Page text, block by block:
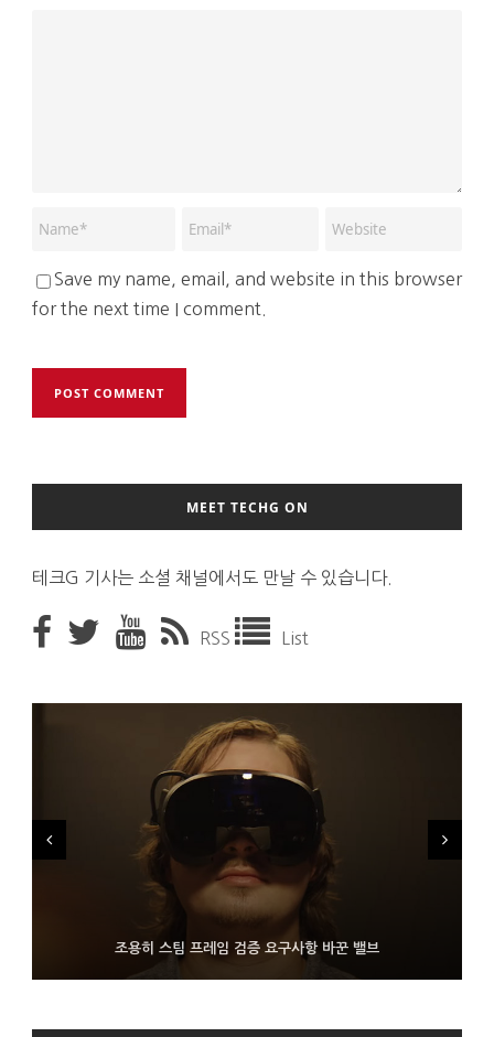
Save my name, email, and website in this browser
for the next time I comment.
MEET TECHG ON
테크G 기사는 소셜 채널에서도 만날 수 있습니다.
RSS List
조용히 스팀 프레임 검증 요구사항 바꾼 밸브
9월 4일부터 서비스 접는 안드로이드 장치용 구글 어시스턴트
보인 삼성전자